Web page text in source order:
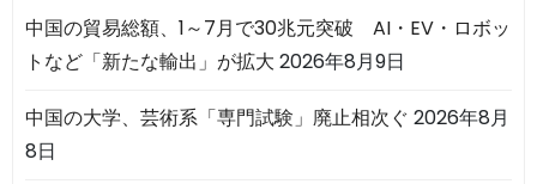
中国の貿易総額、1～7月で30兆元突破 AI・EV・ロボッ
トなど「新たな輸出」が拡大 2026年8月9日
中国の大学、芸術系「専門試験」廃止相次ぐ 2026年8月
8日